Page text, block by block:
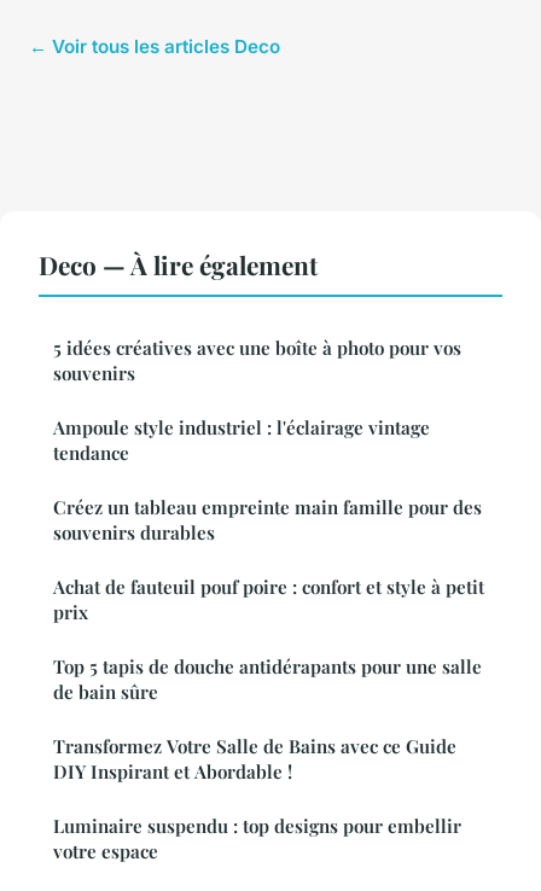
← Voir tous les articles Deco
Deco — À lire également
5 idées créatives avec une boîte à photo pour vos
souvenirs
Ampoule style industriel : l'éclairage vintage
tendance
Créez un tableau empreinte main famille pour des
souvenirs durables
Achat de fauteuil pouf poire : confort et style à petit
prix
Top 5 tapis de douche antidérapants pour une salle
de bain sûre
Transformez Votre Salle de Bains avec ce Guide
DIY Inspirant et Abordable !
Luminaire suspendu : top designs pour embellir
votre espace